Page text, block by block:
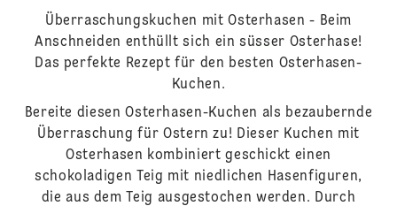
Überraschungskuchen mit Osterhasen - Beim
Anschneiden enthüllt sich ein süsser Osterhase!
Das perfekte Rezept für den besten Osterhasen-
Kuchen.
Bereite diesen Osterhasen-Kuchen als bezaubernde
Überraschung für Ostern zu! Dieser Kuchen mit
Osterhasen kombiniert geschickt einen
schokoladigen Teig mit niedlichen Hasenfiguren,
die aus dem Teig ausgestochen werden. Durch